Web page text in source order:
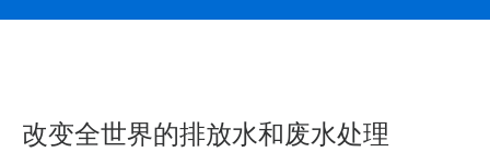
改变全世界的排放水和废水处理